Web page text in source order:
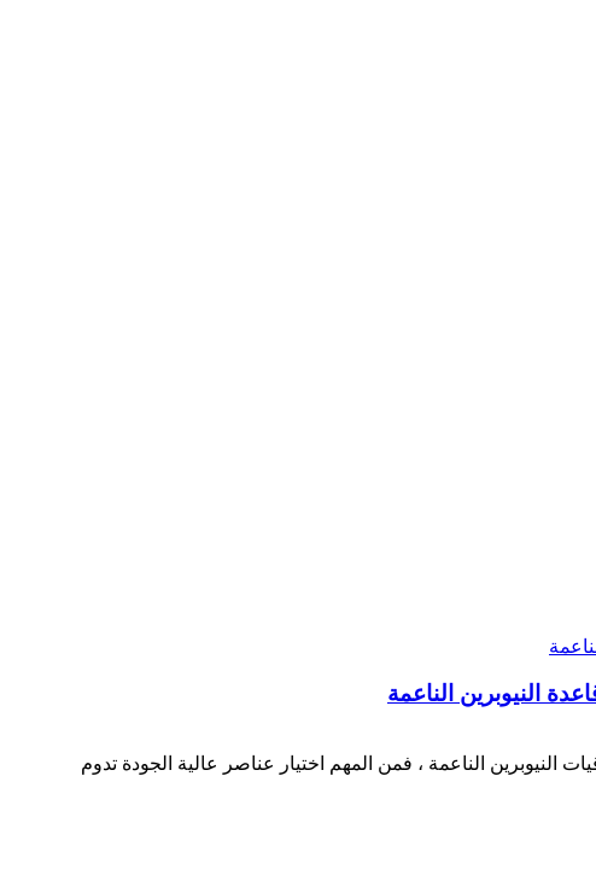
النيوبرين الناعمة
النيوبرين الناعمة ، فمن المهم اختيار عناصر عالية الجودة تدوم